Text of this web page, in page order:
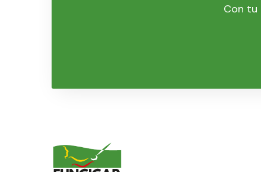
Con tu